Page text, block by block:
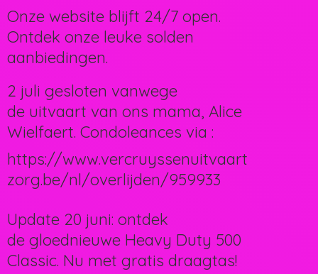
Onze website blijft 24/7 open.
Ontdek onze leuke solden
aanbiedingen.
2 juli gesloten vanwege
de uitvaart van ons mama, Alice
Wielfaert. Condoleances via :
https://www.vercruyssenuitvaart
zorg.be/nl/overlijden/959933
Update 20 juni: ontdek
de gloednieuwe Heavy Duty 500
Classic. Nu met gratis draagtas!